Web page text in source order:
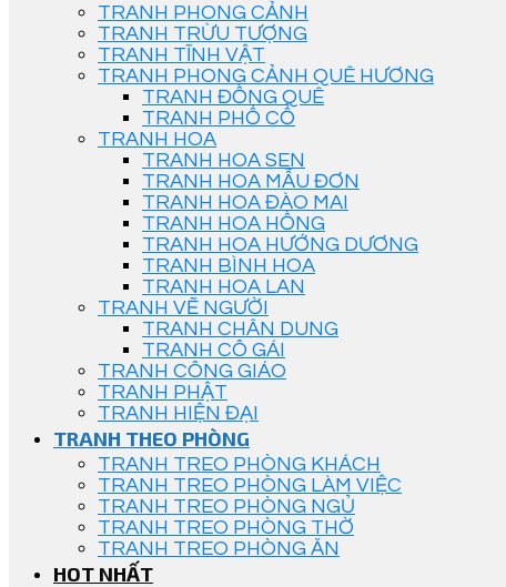
TRANH PHONG CẢNH
TRANH TRỪU TƯỢNG
TRANH TĨNH VẬT
TRANH PHONG CẢNH QUÊ HƯƠNG
TRANH ĐỒNG QUÊ
TRANH PHỐ CỔ
TRANH HOA
TRANH HOA SEN
TRANH HOA MẪU ĐƠN
TRANH HOA ĐÀO MAI
TRANH HOA HỒNG
TRANH HOA HƯỚNG DƯƠNG
TRANH BÌNH HOA
TRANH HOA LAN
TRANH VẼ NGƯỜI
TRANH CHÂN DUNG
TRANH CÔ GÁI
TRANH CÔNG GIÁO
TRANH PHẬT
TRANH HIỆN ĐẠI
TRANH THEO PHÒNG
TRANH TREO PHÒNG KHÁCH
TRANH TREO PHÒNG LÀM VIỆC
TRANH TREO PHÒNG NGỦ
TRANH TREO PHÒNG THỜ
TRANH TREO PHÒNG ĂN
HOT NHẤT